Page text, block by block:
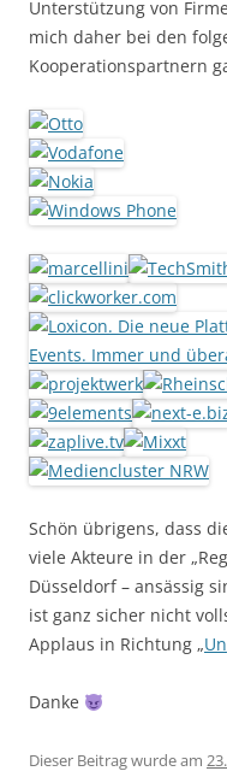
Unterstützung von
mich daher bei den
Kooperationspartnern
Schön übrigens, dass
viele Akteure in der
Düsseldorf – ansässig
ist ganz sicher nicht
Applaus in Richtung „
Danke
Dieser Beitrag wurde am